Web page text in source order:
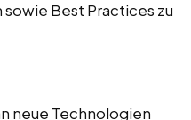
Best Practices zu
neue Technologien